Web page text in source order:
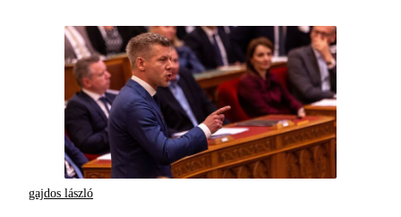
gajdos lászló